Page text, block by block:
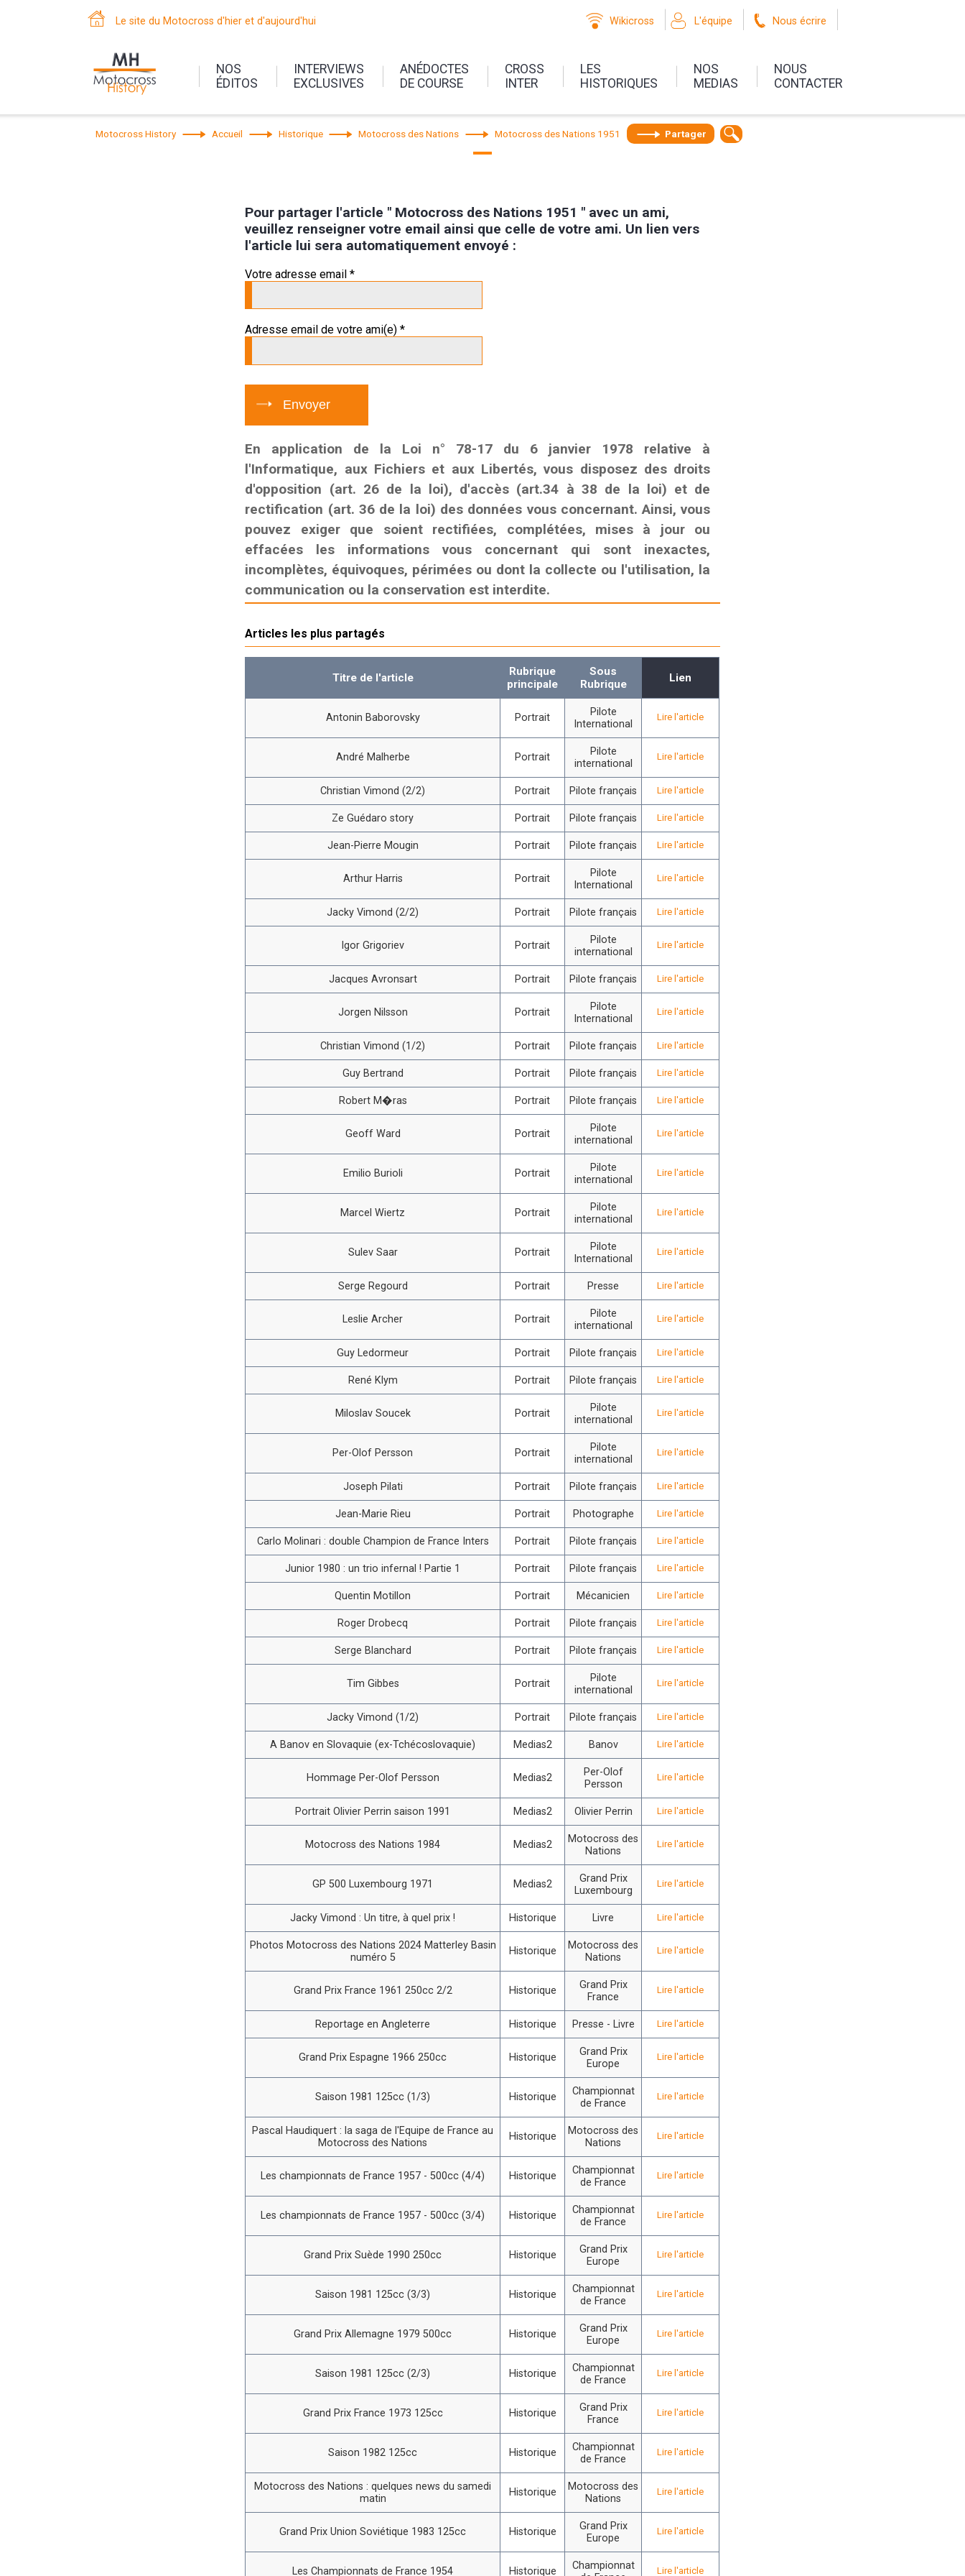
Le site du Motocross d'hier et d'aujourd'hui Wikicross L'équipe Nous écrire
NOS
ÉDITOS
INTERVIEWS
EXCLUSIVES
ANÉDOCTES
DE COURSE
CROSS
INTER
LES
HISTORIQUES
NOS
MEDIAS
NOUS
CONTACTER
Motocross History Accueil Historique Motocross des Nations Motocross des Nations 1951 Partager
Pour partager l'article " Motocross des Nations 1951 " avec un ami,
veuillez renseigner votre email ainsi que celle de votre ami. Un lien vers
l'article lui sera automatiquement envoyé :
Votre adresse email *
Adresse email de votre ami(e) *
En application de la Loi n° 78-17 du 6 janvier 1978 relative à
l'Informatique, aux Fichiers et aux Libertés, vous disposez des droits
d'opposition (art. 26 de la loi), d'accès (art.34 à 38 de la loi) et de
rectification (art. 36 de la loi) des données vous concernant. Ainsi, vous
pouvez exiger que soient rectifiées, complétées, mises à jour ou
effacées les informations vous concernant qui sont inexactes,
incomplètes, équivoques, périmées ou dont la collecte ou l'utilisation, la
communication ou la conservation est interdite.
Articles les plus partagés
Titre de l'article
Rubrique
principale
Sous
Rubrique
Lien
Antonin Baborovsky Portrait
Pilote
International
Lire l'article
André Malherbe Portrait
Pilote
international
Lire l'article
Christian Vimond (2/2) Portrait Pilote français Lire l'article
Ze Guédaro story Portrait Pilote français Lire l'article
Jean-Pierre Mougin Portrait Pilote français Lire l'article
Arthur Harris Portrait
Pilote
International
Lire l'article
Jacky Vimond (2/2) Portrait Pilote français Lire l'article
Igor Grigoriev Portrait
Pilote
international
Lire l'article
Jacques Avronsart Portrait Pilote français Lire l'article
Jorgen Nilsson Portrait
Pilote
International
Lire l'article
Christian Vimond (1/2) Portrait Pilote français Lire l'article
Guy Bertrand Portrait Pilote français Lire l'article
Robert M�ras Portrait Pilote français Lire l'article
Geoff Ward Portrait
Pilote
international
Lire l'article
Emilio Burioli Portrait
Pilote
international
Lire l'article
Marcel Wiertz Portrait
Pilote
international
Lire l'article
Sulev Saar Portrait
Pilote
International
Lire l'article
Serge Regourd Portrait Presse Lire l'article
Leslie Archer Portrait
Pilote
international
Lire l'article
Guy Ledormeur Portrait Pilote français Lire l'article
René Klym Portrait Pilote français Lire l'article
Miloslav Soucek Portrait
Pilote
international
Lire l'article
Per-Olof Persson Portrait
Pilote
international
Lire l'article
Joseph Pilati Portrait Pilote français Lire l'article
Jean-Marie Rieu Portrait Photographe Lire l'article
Carlo Molinari : double Champion de France Inters Portrait Pilote français Lire l'article
Junior 1980 : un trio infernal ! Partie 1 Portrait Pilote français Lire l'article
Quentin Motillon Portrait Mécanicien Lire l'article
Roger Drobecq Portrait Pilote français Lire l'article
Serge Blanchard Portrait Pilote français Lire l'article
Tim Gibbes Portrait
Pilote
international
Lire l'article
Jacky Vimond (1/2) Portrait Pilote français Lire l'article
A Banov en Slovaquie (ex-Tchécoslovaquie) Medias2 Banov Lire l'article
Hommage Per-Olof Persson Medias2
Per-Olof
Persson
Lire l'article
Portrait Olivier Perrin saison 1991 Medias2 Olivier Perrin Lire l'article
Motocross des Nations 1984 Medias2
Motocross des
Nations
Lire l'article
GP 500 Luxembourg 1971 Medias2
Grand Prix
Luxembourg
Lire l'article
Jacky Vimond : Un titre, à quel prix ! Historique Livre Lire l'article
Photos Motocross des Nations 2024 Matterley Basin
numéro 5
Historique
Motocross des
Nations
Lire l'article
Grand Prix France 1961 250cc 2/2 Historique
Grand Prix
France
Lire l'article
Reportage en Angleterre Historique Presse - Livre Lire l'article
Grand Prix Espagne 1966 250cc Historique
Grand Prix
Europe
Lire l'article
Saison 1981 125cc (1/3) Historique
Championnat
de France
Lire l'article
Pascal Haudiquert : la saga de l'Equipe de France au
Motocross des Nations
Historique
Motocross des
Nations
Lire l'article
Les championnats de France 1957 - 500cc (4/4) Historique
Championnat
de France
Lire l'article
Les championnats de France 1957 - 500cc (3/4) Historique
Championnat
de France
Lire l'article
Grand Prix Suède 1990 250cc Historique
Grand Prix
Europe
Lire l'article
Saison 1981 125cc (3/3) Historique
Championnat
de France
Lire l'article
Grand Prix Allemagne 1979 500cc Historique
Grand Prix
Europe
Lire l'article
Saison 1981 125cc (2/3) Historique
Championnat
de France
Lire l'article
Grand Prix France 1973 125cc Historique
Grand Prix
France
Lire l'article
Saison 1982 125cc Historique
Championnat
de France
Lire l'article
Motocross des Nations : quelques news du samedi
matin
Historique
Motocross des
Nations
Lire l'article
Grand Prix Union Soviétique 1983 125cc Historique
Grand Prix
Europe
Lire l'article
Les Championnats de France 1954 Historique
Championnat
Lire l'article